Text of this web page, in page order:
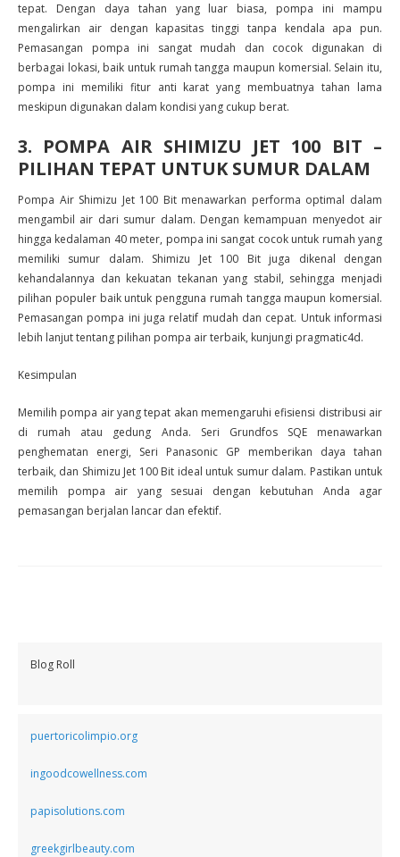
tepat. Dengan daya tahan yang luar biasa, pompa ini mampu
mengalirkan air dengan kapasitas tinggi tanpa kendala apa pun.
Pemasangan pompa ini sangat mudah dan cocok digunakan di
berbagai lokasi, baik untuk rumah tangga maupun komersial. Selain itu,
pompa ini memiliki fitur anti karat yang membuatnya tahan lama
meskipun digunakan dalam kondisi yang cukup berat.
3. POMPA AIR SHIMIZU JET 100 BIT –
PILIHAN TEPAT UNTUK SUMUR DALAM
Pompa Air Shimizu Jet 100 Bit menawarkan performa optimal dalam
mengambil air dari sumur dalam. Dengan kemampuan menyedot air
hingga kedalaman 40 meter, pompa ini sangat cocok untuk rumah yang
memiliki sumur dalam. Shimizu Jet 100 Bit juga dikenal dengan
kehandalannya dan kekuatan tekanan yang stabil, sehingga menjadi
pilihan populer baik untuk pengguna rumah tangga maupun komersial.
Pemasangan pompa ini juga relatif mudah dan cepat. Untuk informasi
lebih lanjut tentang pilihan pompa air terbaik, kunjungi pragmatic4d.
Kesimpulan
Memilih pompa air yang tepat akan memengaruhi efisiensi distribusi air
di rumah atau gedung Anda. Seri Grundfos SQE menawarkan
penghematan energi, Seri Panasonic GP memberikan daya tahan
terbaik, dan Shimizu Jet 100 Bit ideal untuk sumur dalam. Pastikan untuk
memilih pompa air yang sesuai dengan kebutuhan Anda agar
pemasangan berjalan lancar dan efektif.
Blog Roll
puertoricolimpio.org
ingoodcowellness.com
papisolutions.com
greekgirlbeauty.com